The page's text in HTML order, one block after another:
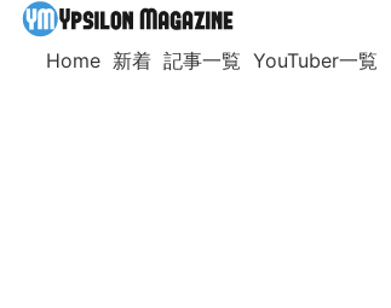
Home 新着 記事一覧 YouTuber一覧